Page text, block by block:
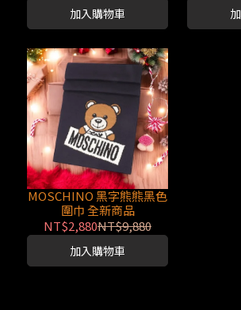
加入購物車
MOSCHINO 黑字熊熊黑色
圍巾 全新商品
NT$2,880NT$9,880
加入購物車